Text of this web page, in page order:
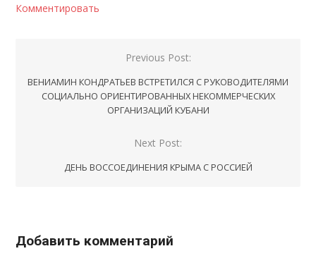
Комментировать
по
записям
Previous Post:
ВЕНИАМИН КОНДРАТЬЕВ ВСТРЕТИЛСЯ С РУКОВОДИТЕЛЯМИ
СОЦИАЛЬНО ОРИЕНТИРОВАННЫХ НЕКОММЕРЧЕСКИХ
ОРГАНИЗАЦИЙ КУБАНИ
Next Post:
ДЕНЬ ВОССОЕДИНЕНИЯ КРЫМА С РОССИЕЙ
Добавить комментарий